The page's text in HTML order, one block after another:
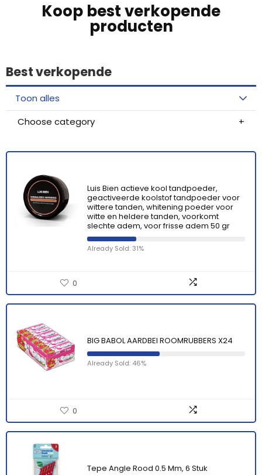
Koop best verkopende
producten
Best verkopende
Toon alles
Choose category
Luis Bien actieve kool tandpoeder,
geactiveerde koolstof tandpoeder voor
wittere tanden, whitening poeder voor
witte en heldere tanden, voorkomt
slechte adem, voor frisse adem 50 gr
Already Sold: 31%
0
BIG BABOL AARDBEI ROOMRUBBERS X24
Already Sold: 46%
0
Tepe Angle Rood 0.5 Mm, 6 Stuk